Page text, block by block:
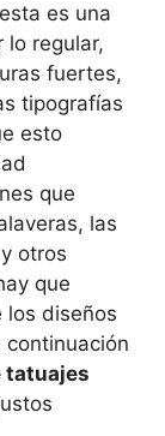
es una
lo regular,
fuertes,
tipografías
esto
que
las
otros
que
los diseños
tatuajes